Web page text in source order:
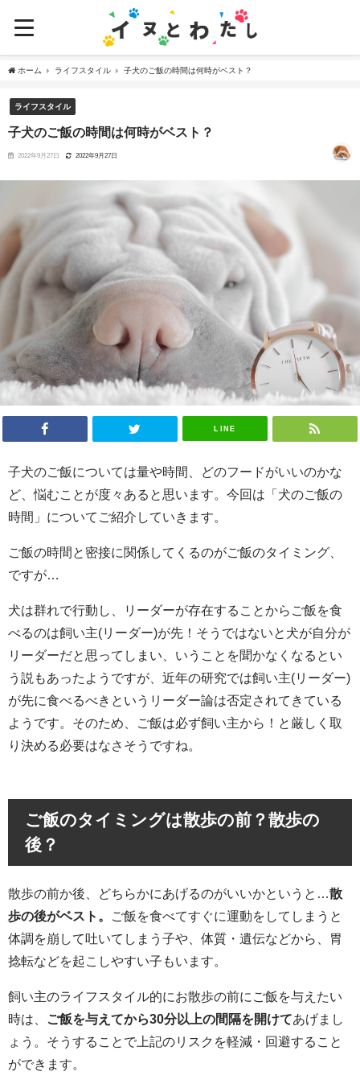
ホーム ライフスタイル 子犬のご飯の時間は何時がベスト？
ライフスタイル
子犬のご飯の時間は何時がベスト？
2022年9月27日 2022年9月27日
LINE
子犬のご飯については量や時間、どのフードがいいのかな
ど、悩むことが度々あると思います。今回は「犬のご飯の
時間」についてご紹介していきます。
ご飯の時間と密接に関係してくるのがご飯のタイミング、
ですが…
犬は群れで行動し、リーダーが存在することからご飯を食
べるのは飼い主(リーダー)が先！そうではないと犬が自分が
リーダーだと思ってしまい、いうことを聞かなくなるとい
う説もあったようですが、近年の研究では飼い主(リーダー)
が先に食べるべきというリーダー論は否定されてきている
ようです。そのため、ご飯は必ず飼い主から！と厳しく取
り決める必要はなさそうですね。
ご飯のタイミングは散歩の前？散歩の
後？
散歩の前か後、どちらかにあげるのがいいかというと…散
歩の後がベスト。
ご飯を食べてすぐに運動をしてしまうと
体調を崩して吐いてしまう子や、体質・遺伝などから、胃
捻転などを起こしやすい子もいます。
飼い主のライフスタイル的にお散歩の前にご飯を与えたい
時は、
ご飯を与えてから30分以上の間隔を開けてあげまし
ょう。そうすることで上記のリスクを軽減・回避すること
ができます。